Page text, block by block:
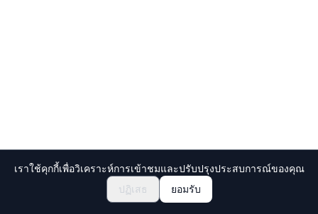
สำรวจเทศกาลและอีเวนต์
จองตั๋วเทศกาลมัตสึริญี่ปุ่น
เราใช้คุกกี้เพื่อวิเคราะห์การเข้าชมและปรับปรุงประสบการณ์ของคุณ
ปฏิเสธ
ยอมรับ